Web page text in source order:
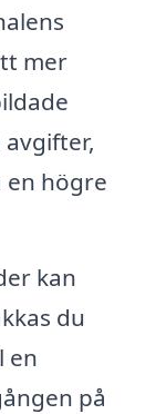
mer
en högre
kan
du
en
på